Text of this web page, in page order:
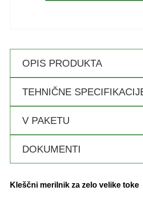
OPIS PRODUKTA
TEHNIČNE
V PAKETU
DOKUMENTI
Kleščni merilnik za zelo velike toke